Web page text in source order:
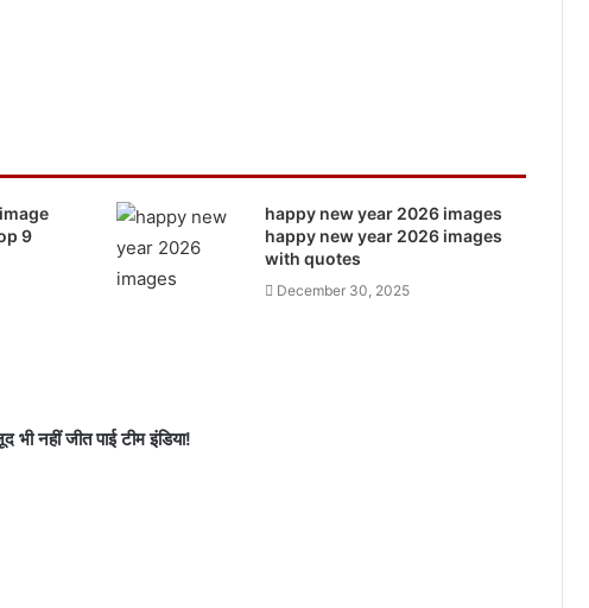
9
happy new year 2026 images
happy new year 2026 images
with quotes
December 30, 2025
नहीं जीत पाई टीम इंडिया!